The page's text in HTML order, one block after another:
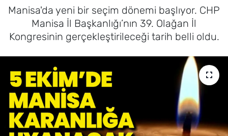
Manisa'da yeni bir seçim dönemi başlıyor. CHP
Manisa İl Başkanlığı’nın 39. Olağan İl
Kongresinin gerçekleştirileceği tarih belli oldu.
3.SAYFA
EĞİTİM
SAĞLIK
YAŞAM
MAGAZİN
Süper Lig Puan Durumu ve Fikstür
Tüm Manşetler
Son Dakika Haberleri
Haber Arşivi